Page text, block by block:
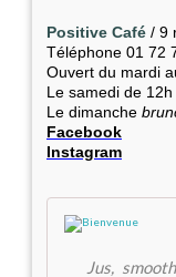
Positive Café / 9
Téléphone 01 72
Ouvert du mardi
Le samedi de 12h
Le dimanche
Facebook
Instagram
Jus,